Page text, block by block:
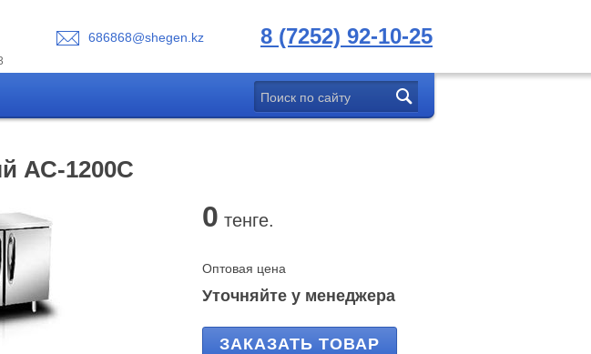
686868@shegen.kz 8 (7252) 92-10-25
АС-1200С
0 тенге.
Оптовая цена
Уточняйте у менеджера
ЗАКАЗАТЬ ТОВАР